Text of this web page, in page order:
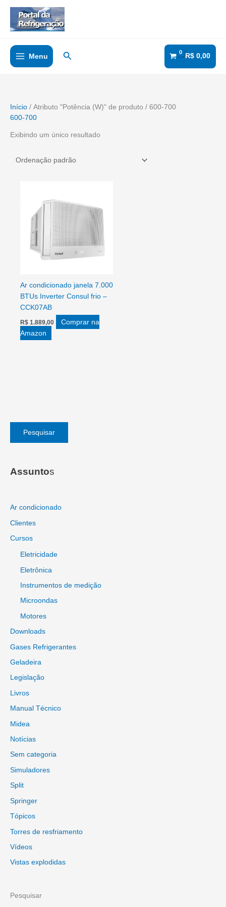
Menu Pesquisar R$0,00
Pesquisar
Assuntos
Ar condicionado
Clientes
Cursos
Eletricidade
Eletrônica
Instrumentos de medição
Microondas
Motores
Downloads
Gases Refrigerantes
Geladeira
Legislação
Livros
Manual Técnico
Midea
Notícias
Sem categoria
Simuladores
Split
Springer
Tópicos
Torres de resfriamento
Vídeos
Vistas explodidas
Pesquisar
Início / Atributo "Potência (W)" de produto / 600-700
600-700
Exibindo um único resultado
Ar condicionado janela 7.000
BTUs Inverter Consul frio –
CCK07AB
R$ 1.889,00
Comprar na
Amazon